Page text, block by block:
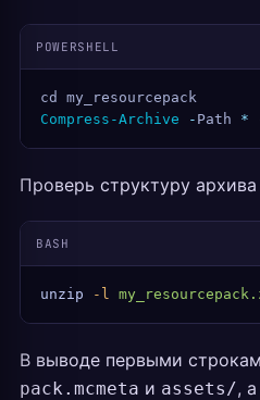
POWERSHELL
cd my_resourcepack
Compress-Archive - Path *
Проверь структуру
BASH
unzip -l
В выводе первыми
pack.mcmeta и assets/,